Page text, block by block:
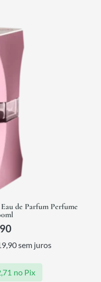
de Parfum Perfume
sem juros
no Pix